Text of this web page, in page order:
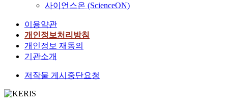
사이언스온 (ScienceON)
이용약관
개인정보처리방침
개인정보 재동의
기관소개
저작물 게시중단요청